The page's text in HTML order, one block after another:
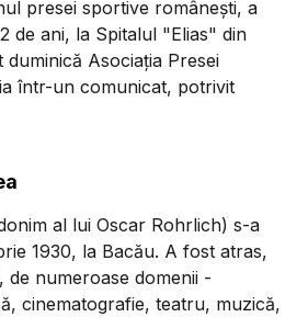
presei sportive româneşti, a
de ani, la Spitalul "Elias" din
Asociaţia Presei
într-un comunicat, potrivit
al lui Oscar Rohrlich) s-a
1930, la Bacău. A fost atras,
de numeroase domenii -
cinematografie, teatru, muzică,